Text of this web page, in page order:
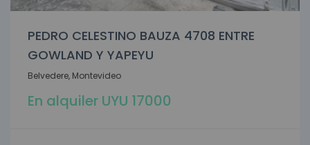
PEDRO CELESTINO BAUZA 4708 ENTRE
GOWLAND Y YAPEYU
Belvedere, Montevideo
En alquiler UYU 17000